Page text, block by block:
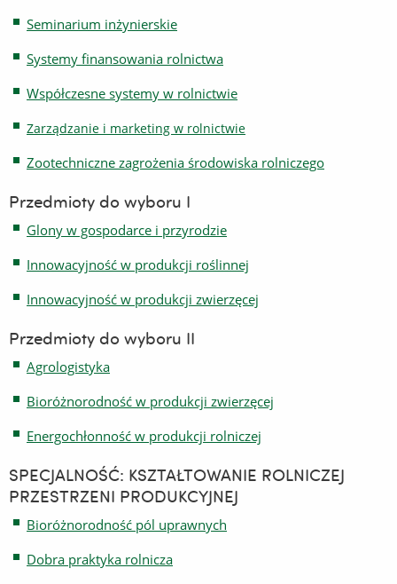
Seminarium inżynierskie
Systemy finansowania rolnictwa
Współczesne systemy w rolnictwie
Zarządzanie i marketing w rolnictwie
Zootechniczne zagrożenia środowiska rolniczego
Przedmioty do wyboru I
Glony w gospodarce i przyrodzie
Innowacyjność w produkcji roślinnej
Innowacyjność w produkcji zwierzęcej
Przedmioty do wyboru II
Agrologistyka
Bioróżnorodność w produkcji zwierzęcej
Energochłonność w produkcji rolniczej
SPECJALNOŚĆ: KSZTAŁTOWANIE ROLNICZEJ
PRZESTRZENI PRODUKCYJNEJ
Bioróżnorodność pól uprawnych
Dobra praktyka rolnicza